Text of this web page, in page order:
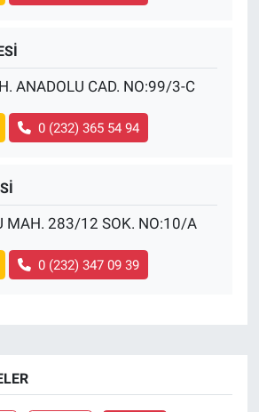
ANADOLU CAD. NO:99/3-C
0 (232) 365 54 94
MAH. 283/12 SOK. NO:10/A
0 (232) 347 09 39